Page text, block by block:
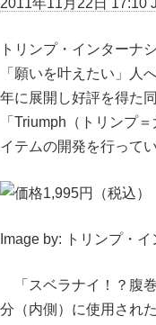
2011年11月22日 17:10
トリンプ・インターナ
「願いを叶えたい」人
年に展開し好評を得た
「Triumph（トリンプ
イテムの開発を行ってい
Image by: トリンプ・
「スベラナイ！？腹
分（内側）に使用され